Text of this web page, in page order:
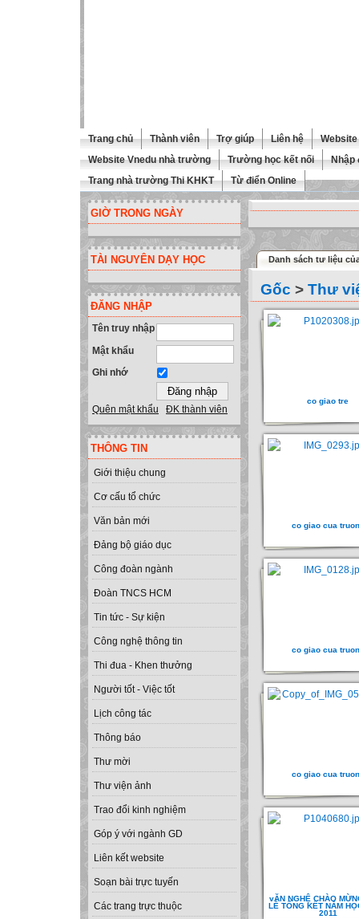
Trang chủ Thành viên Trợ giúp Liên hệ
Website Vnedu nhà trường
Trường học kết nối
Nhập
Trang nhà trường Thi KHKT
Từ điển Online
GIỜ TRONG NGÀY
TÀI NGUYÊN DẠY HỌC
ĐĂNG NHẬP
Tên truy nhập
Mật khẩu
Ghi nhớ
Quên mật khẩu ĐK thành viên
THÔNG TIN
Giới thiệu chung
Cơ cấu tổ chức
Văn bản mới
Đảng bộ giáo dục
Công đoàn ngành
Đoàn TNCS HCM
Tin tức - Sự kiện
Công nghệ thông tin
Thi đua - Khen thưởng
Người tốt - Việc tốt
Lịch công tác
Thông báo
Thư mời
Thư viện ảnh
Trao đổi kinh nghiệm
Góp ý với ngành GD
Liên kết website
Soạn bài trực tuyến
Các trang trực thuộc
Danh sách tư liệu
Gốc > Thư
co giao tre
co giao cua
co giao cua
co giao cua
vĂN NGHỆ CHÀO
LỄ TỔNG KẾT NĂM
2011